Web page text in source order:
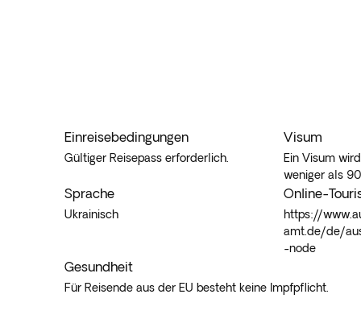
Einreisebedingungen
Gültiger Reisepass erforderlich.
Visum
Ein Visum
weniger als
Sprache
Ukrainisch
Online-
https://
amt.de/de/
-node
Gesundheit
Für Reisende aus der EU besteht keine Impfpflicht.